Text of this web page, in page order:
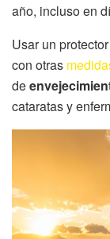
año, incluso en
Usar un
con otras
de
cataratas y